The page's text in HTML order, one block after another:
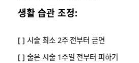
생활 습관 조정:
[ ] 시술 최소 2주 전부터 금연
[ ] 술은 시술 1주일 전부터 피하기